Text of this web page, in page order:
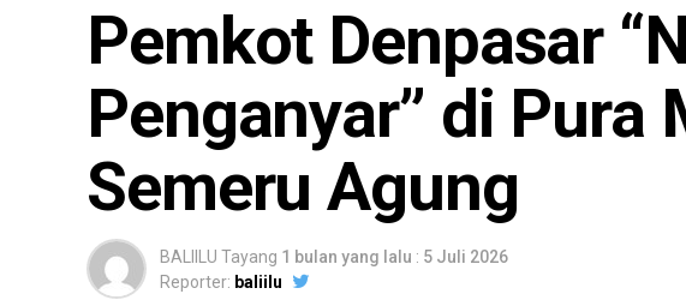
Pemkot Denpasar
Penganyar” di Pura
Semeru Agung
BALIILU Tayang 1 bulan yang lalu : 5 Juli 2026
Reporter: baliilu